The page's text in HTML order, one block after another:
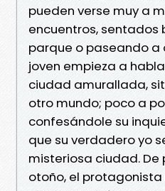
pueden verse muy a
encuentros, sentados
parque o paseando a
joven empieza a
ciudad amurallada,
otro mundo; poco a
confesándole su
que su verdadero yo
misteriosa ciudad. De
otoño, el